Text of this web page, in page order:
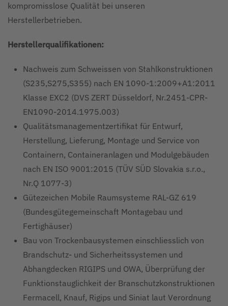
kompromisslose Qualität bei unseren
Herstellerbetrieben.
Herstellerqualifikationen:
Nachweis zum Schweissen von Stahlkonstruktionen
(S235,S275,S355) nach EN 1090-1:2009+A1:2011
Klasse EXC2 (DVS ZERT Düsseldorf, Nr.2451-CPR-
EN1090-2014.1975.003)
Qualitätsmanagementzertifikat für Entwurf,
Herstellung, Lieferung, Montage und Service von
Containern, Containeranlagen und Modulgebäuden
nach EN ISO 9001:2015 (TÜV SÜD Slovakia s.r.o.,
Nr.Q 1077-3)
Gütezeichen Mobile Raumsysteme RAL-GZ 619
(Bundesgütegemeinschaft Montagebau und
Fertighäuser)
Bau von Trockenbausystemen einschliesslich von
Brandschutz- und Sicherheitssystemen und
Abhangdecken RIGIPS und OWA, Überprüfung der
Funktionstauglichkeit der Branschutzkonstruktionen
Fermacell, Knauf, Rigips und Siniat laut Verordnung